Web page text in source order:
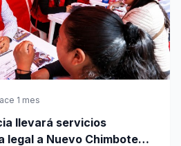
1 mes
llevará servicios
legal a Nuevo Chimbote